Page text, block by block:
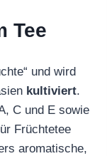
Tee
und wird
kultiviert.
C und E sowie
Früchtetee
aromatische,